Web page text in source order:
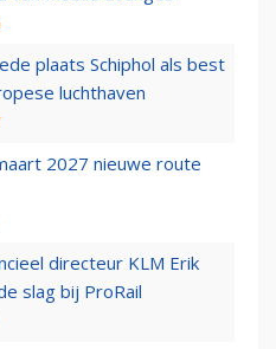
plaats Schiphol als best
luchthaven
2027 nieuwe route
directeur KLM Erik
slag bij ProRail